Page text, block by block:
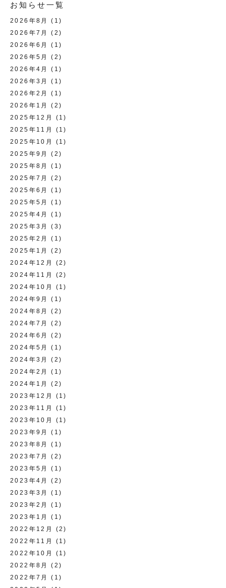
お知らせ一覧
2026年8月
(1)
2026年7月
(2)
2026年6月
(1)
2026年5月
(2)
2026年4月
(1)
2026年3月
(1)
2026年2月
(1)
2026年1月
(2)
2025年12月
(1)
2025年11月
(1)
2025年10月
(1)
2025年9月
(2)
2025年8月
(1)
2025年7月
(2)
2025年6月
(1)
2025年5月
(1)
2025年4月
(1)
2025年3月
(3)
2025年2月
(1)
2025年1月
(2)
2024年12月
(2)
2024年11月
(2)
2024年10月
(1)
2024年9月
(1)
2024年8月
(2)
2024年7月
(2)
2024年6月
(2)
2024年5月
(1)
2024年3月
(2)
2024年2月
(1)
2024年1月
(2)
2023年12月
(1)
2023年11月
(1)
2023年10月
(1)
2023年9月
(1)
2023年8月
(1)
2023年7月
(2)
2023年5月
(1)
2023年4月
(2)
2023年3月
(1)
2023年2月
(1)
2023年1月
(1)
2022年12月
(2)
2022年11月
(1)
2022年10月
(1)
2022年8月
(2)
2022年7月
(1)